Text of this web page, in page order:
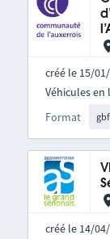
créé le 15/
Format
Véhicules en
créé le 14/